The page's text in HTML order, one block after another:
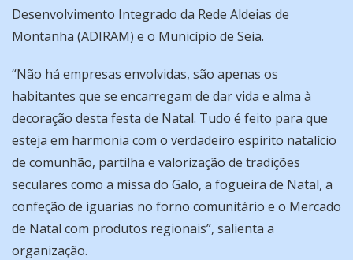
Desenvolvimento Integrado da Rede Aldeias de
Montanha (ADIRAM) e o Município de Seia.
“Não há empresas envolvidas, são apenas os
habitantes que se encarregam de dar vida e alma à
decoração desta festa de Natal. Tudo é feito para que
esteja em harmonia com o verdadeiro espírito natalício
de comunhão, partilha e valorização de tradições
seculares como a missa do Galo, a fogueira de Natal, a
confeção de iguarias no forno comunitário e o Mercado
de Natal com produtos regionais”, salienta a
organização.